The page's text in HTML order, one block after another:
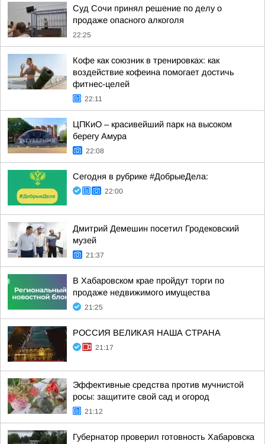
Суд Сочи принял решение по делу о
продаже опасного алкоголя
22:25
Кофе как союзник в тренировках: как
воздействие кофеина помогает достичь
фитнес-целей
22:11
ЦПКиО – красивейший парк на высоком
берегу Амура
22:08
Сегодня в рубрике #ДобрыеДела:
22:00
Дмитрий Демешин посетил Гродековский
музей
21:37
В Хабаровском крае пройдут торги по
продаже недвижимого имущества
21:25
РОССИЯ ВЕЛИКАЯ НАША СТРАНА
21:17
Эффективные средства против мучнистой
росы: защитите свой сад и огород
21:12
Губернатор проверил готовность Хабаровска